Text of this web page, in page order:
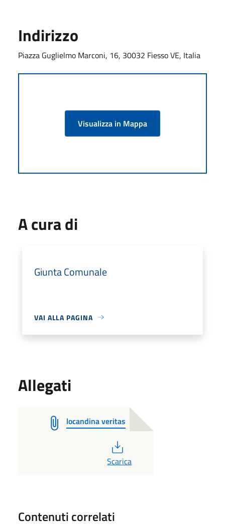
Indirizzo
Piazza Guglielmo Marconi, 16, 30032 Fiesso VE, Italia
Visualizza in Mappa
A cura di
Giunta Comunale
VAI ALLA PAGINA
Allegati
locandina veritas
Scarica
Contenuti correlati